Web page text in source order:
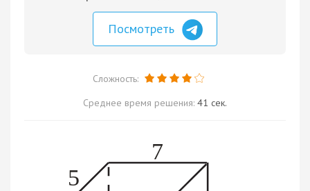
Посмотреть
Сложность:
Среднее время решения: 41 сек.